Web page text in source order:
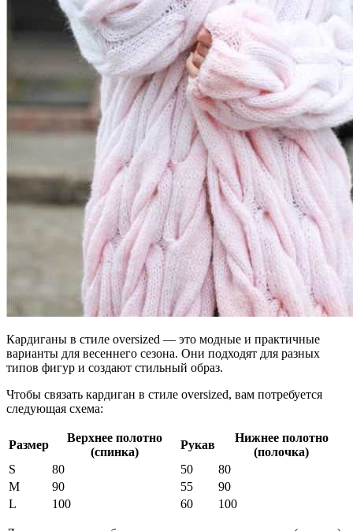
Кардиганы в стиле oversized — это модные и практичные
варианты для весеннего сезона. Они подходят для разных
типов фигур и создают стильный образ.
Чтобы связать кардиган в стиле oversized, вам потребуется
следующая схема:
Размер
Верхнее полотно
(спинка)
Рукав
Нижнее полотно
(полочка)
S
80 50
80
M
90 55
90
L
100 60 100